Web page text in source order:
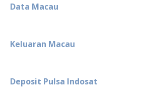
Data Macau
Keluaran Macau
Deposit Pulsa Indosat